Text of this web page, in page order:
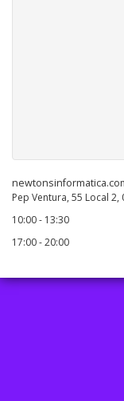
Pep Ventura, 55 Local 2,
10:00 - 13:30
17:00 - 20:00